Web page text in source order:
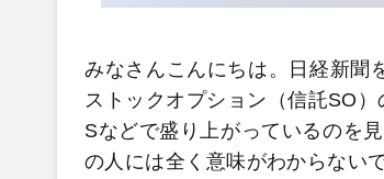
みなさんこんにちは。日経新聞
ストックオプション（信託SO
Sなどで盛り上がっているのを
の人には全く意味がわからない